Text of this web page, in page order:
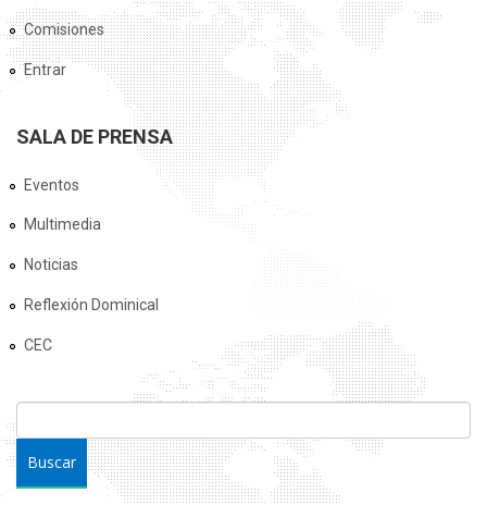
Comisiones
Entrar
SALA DE PRENSA
Eventos
Multimedia
Noticias
Reflexión Dominical
CEC
FORMULARIO DE BÚSQUEDA